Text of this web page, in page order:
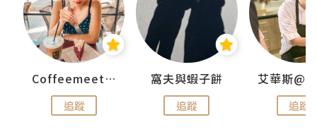
Coffeemeetjojo
追蹤
窩夫與蝦子餅
追蹤 追蹤